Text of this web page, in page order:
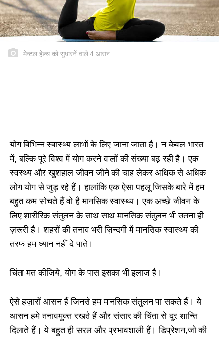
मेन्टल हेल्थ को सुधारनें वाले 4 आसन
योग विभिन्न स्वास्थ्य लाभों के लिए जाना जाता है। न केवल भारत
में, बल्कि पूरे विश्व में योग करने वालों की संख्या बढ़ रही है। एक
स्वस्थ्य और खुशहाल जीवन जीने की चाह लेकर अधिक से अधिक
लोग योग से जुड़ रहे हैं। हालांकि एक ऐसा पहलू जिसके बारे में हम
बहुत कम सोचते हैं वो है मानसिक स्वास्थ्य। एक अच्छे जीवन के
लिए शारीरिक संतुलन के साथ साथ मानसिक संतुलन भी उतना ही
ज़रूरी है। शहरों की तनाव भरी ज़िन्दगी में मानसिक स्वास्थ्य की
तरफ हम ध्यान नहीं दे पाते।
चिंता मत कीजिये, योग के पास इसका भी इलाज है।
ऐसे हज़ारों आसन हैं जिनसे हम मानसिक संतुलन पा सकते हैं। ये
आसन हमे तनावमुक्त रखते हैं और संसार की चिंता से दूर शान्ति
दिलाते हैं। ये बहुत ही सरल और प्रभावशाली हैं। डिप्रेशन,जो की